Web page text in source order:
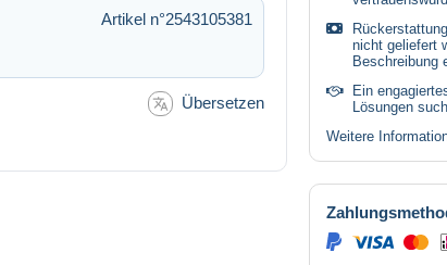
Artikel n°2543105381
Übersetzen
nicht geliefert
Beschreibung
Ein
Lösungen
Weitere